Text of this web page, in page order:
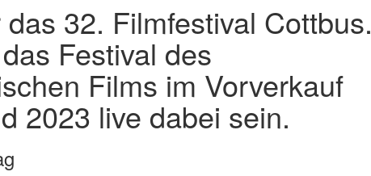
32. Filmfestival Cottbus.
Festival des
Films im Vorverkauf
2023 live dabei sein.